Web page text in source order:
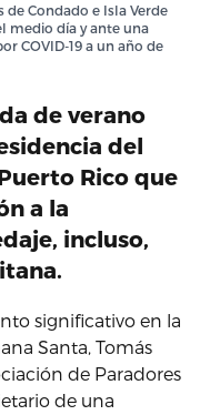
de Condado e Isla Verde
medio día y ante una
COVID-19 a un año de
de verano
del
Rico que
a la
incluso,
significativo en la
Santa, Tomás
de Paradores
de una